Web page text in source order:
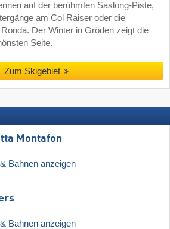
auf der berühmten Saslong-Piste,
am Col Raiser oder die
Der Winter in Gröden zeigt die
Seite.
Zum Skigebiet
Montafon
Bahnen anzeigen
Bahnen anzeigen